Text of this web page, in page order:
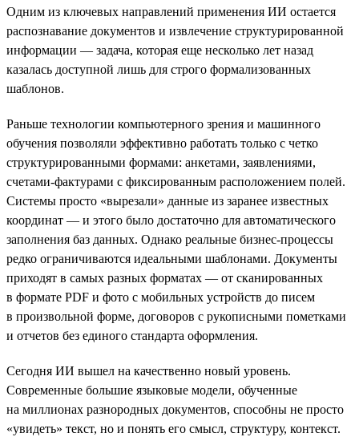
Одним из ключевых направлений применения ИИ остается
распознавание документов и извлечение структурированной
информации — задача, которая еще несколько лет назад
казалась доступной лишь для строго формализованных
шаблонов.
Раньше технологии компьютерного зрения и машинного
обучения позволяли эффективно работать только с четко
структурированными формами: анкетами, заявлениями,
счетами-фактурами с фиксированным расположением полей.
Системы просто «вырезали» данные из заранее известных
координат — и этого было достаточно для автоматического
заполнения баз данных. Однако реальные бизнес-процессы
редко ограничиваются идеальными шаблонами. Документы
приходят в самых разных форматах — от сканированных
в формате PDF и фото с мобильных устройств до писем
в произвольной форме, договоров с рукописными пометками
и отчетов без единого стандарта оформления.
Сегодня ИИ вышел на качественно новый уровень.
Современные большие языковые модели, обученные
на миллионах разнородных документов, способны не просто
«увидеть» текст, но и понять его смысл, структуру, контекст.